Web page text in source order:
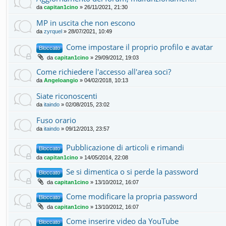
da capitan1cino » 26/11/2021, 21:30
MP in uscita che non escono
da zyrquel » 28/07/2021, 10:49
Bloccato Come impostare il proprio profilo e avatar
da capitan1cino » 29/09/2012, 19:03
Come richiedere l'accesso all'area soci?
da Angeloangio » 04/02/2018, 10:13
Siate riconoscenti
da itaindo » 02/08/2015, 23:02
Fuso orario
da itaindo » 09/12/2013, 23:57
Bloccato Pubblicazione di articoli e rimandi
da capitan1cino » 14/05/2014, 22:08
Bloccato Se si dimentica o si perde la password
da capitan1cino » 13/10/2012, 16:07
Bloccato Come modificare la propria password
da capitan1cino » 13/10/2012, 16:07
Bloccato Come inserire video da YouTube